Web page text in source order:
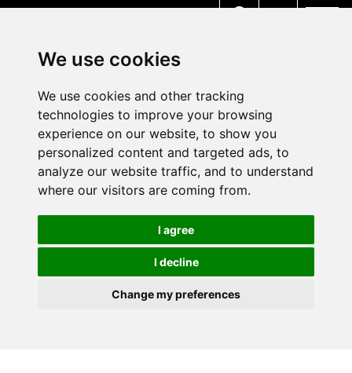
We use cookies
We use cookies and other tracking
technologies to improve your browsing
experience on our website, to show you
personalized content and targeted ads, to
analyze our website traffic, and to understand
where our visitors are coming from.
I agree
I decline
Change my preferences